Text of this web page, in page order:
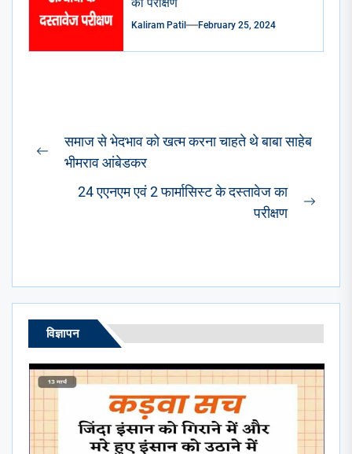
Kaliram Patil February 25, 2024
Post
navigation
Previous
समाज से भेदभाव को खत्म करना चाहते थे बाबा साहेब
भीमराव आंबेडकर
24 एएनएम एवं 2 फार्मासिस्ट के दस्तावेज का
परीक्षण
विज्ञापन